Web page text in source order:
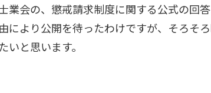
業会の、懲戒請求制度に関する公式の回答
により公開を待ったわけですが、そろそ
と思います。